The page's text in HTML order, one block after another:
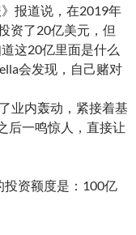
》报道说，在2019年
资了20亿美元，但
这20亿里面是什么
会发现，自己赌对
业内轰动，紧接着基
后一鸣惊人，直接让
投资额度是：100亿